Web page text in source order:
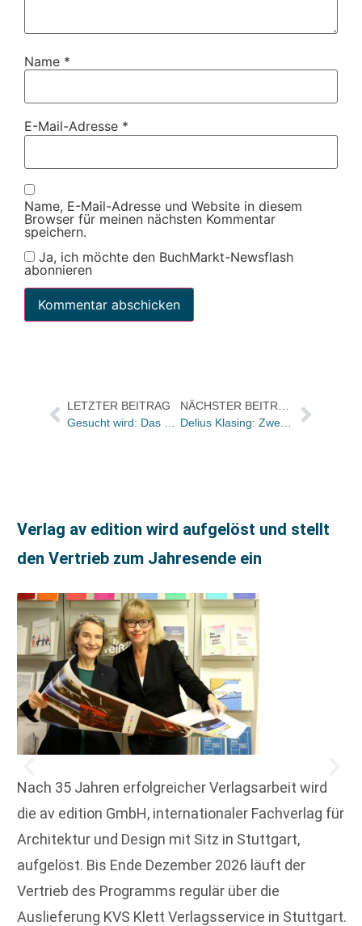
Name *
E-Mail-Adresse *
Name, E-Mail-Adresse und Website in diesem
Browser für meinen nächsten Kommentar
speichern.
Ja, ich möchte den BuchMarkt-Newsflash
abonnieren
LETZTER BEITRAG
Gesucht wird: Das beste Wirtschaftsbuch des Jahres / Ausschreibung läuft bis 11. Juli
NÄCHSTER BEITRAG
Delius Klasing: Zwei Nominierungen zum „Buchliebling 2014“
Verlag av edition wird aufgelöst und stellt
den Vertrieb zum Jahresende ein
Nach 35 Jahren erfolgreicher Verlagsarbeit wird
die av edition GmbH, internationaler Fachverlag für
Architektur und Design mit Sitz in Stuttgart,
aufgelöst. Bis Ende Dezember 2026 läuft der
Vertrieb des Programms regulär über die
Auslieferung KVS Klett Verlagsservice in Stuttgart.